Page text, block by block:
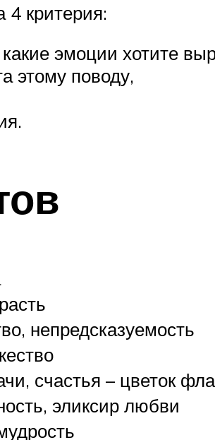
4 критерия:
эмоции хотите
этому поводу,
непредсказуемость
счастья – цветок
эликсир любви